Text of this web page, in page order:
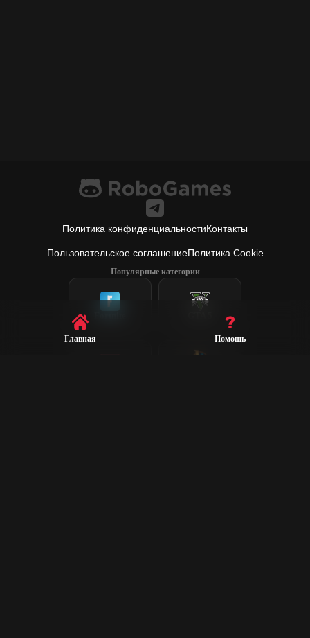
Политика конфиденциальностиКонтакты
Пользовательское соглашениеПолитика Cookie
Популярные категории
Главная Помощь